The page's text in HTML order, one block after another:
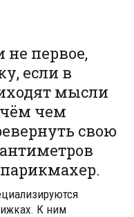
не первое,
если в
мысли
чем
свою
К ним